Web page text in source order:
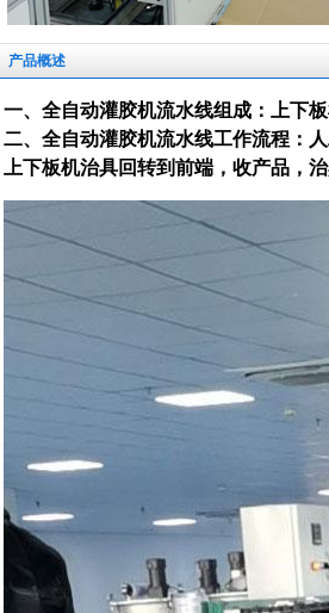
产品概述
一、全自动灌胶机流水线组成：
上下
二、全自动灌胶机流水线工作流程：
上下板机治具回转到前端，收产品，治